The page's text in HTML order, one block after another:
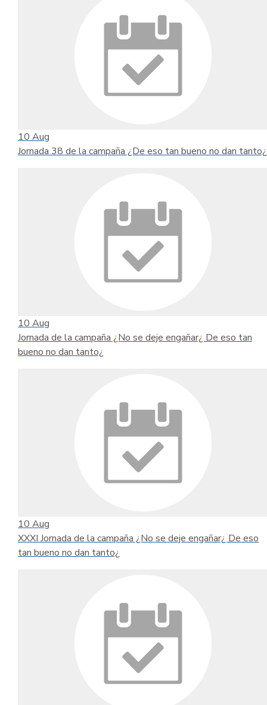
10 Aug
Jornada 38 de la campaña ¿De eso tan bueno no dan tanto¿
10 Aug
Jornada de la campaña ¿No se deje engañar¿ De eso tan
bueno no dan tanto¿
10 Aug
XXXI Jornada de la campaña ¿No se deje engañar¿ De eso
tan bueno no dan tanto¿